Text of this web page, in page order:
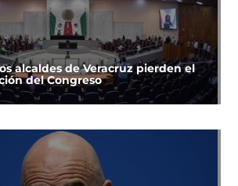
alcaldes de Veracruz pierden el
del Congreso